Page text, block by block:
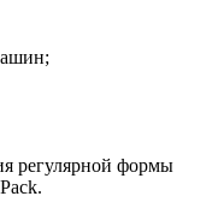
регулярной формы